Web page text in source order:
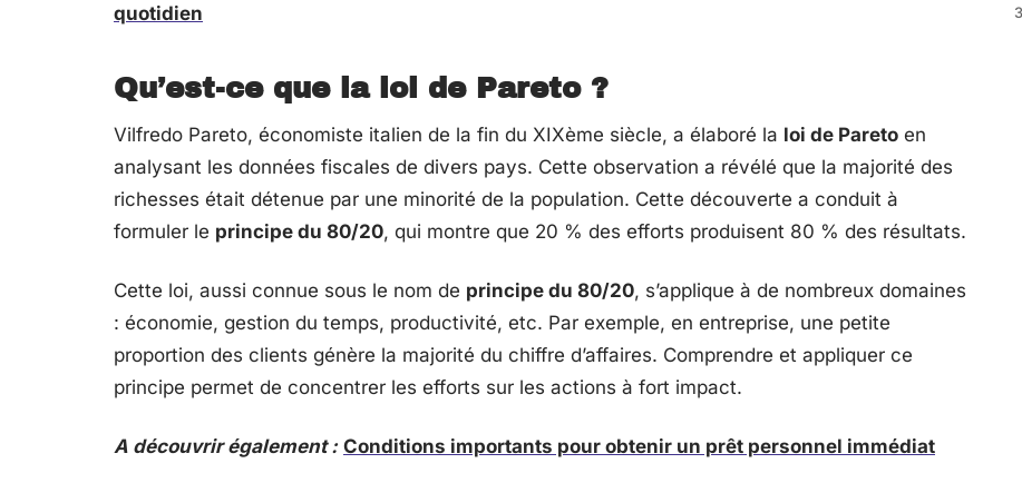
quotidien
Qu’est-ce que la loi de Pareto ?
Vilfredo Pareto, économiste italien de la fin du XIXème siècle, a élaboré la loi de Pareto en
analysant les données fiscales de divers pays. Cette observation a révélé que la majorité des
richesses était détenue par une minorité de la population. Cette découverte a conduit à
formuler le principe du 80/20, qui montre que 20 % des efforts produisent 80 % des résultats.
Cette loi, aussi connue sous le nom de principe du 80/20, s’applique à de nombreux domaines
: économie, gestion du temps, productivité, etc. Par exemple, en entreprise, une petite
proportion des clients génère la majorité du chiffre d’affaires. Comprendre et appliquer ce
principe permet de concentrer les efforts sur les actions à fort impact.
A découvrir également : Conditions importants pour obtenir un prêt personnel immédiat